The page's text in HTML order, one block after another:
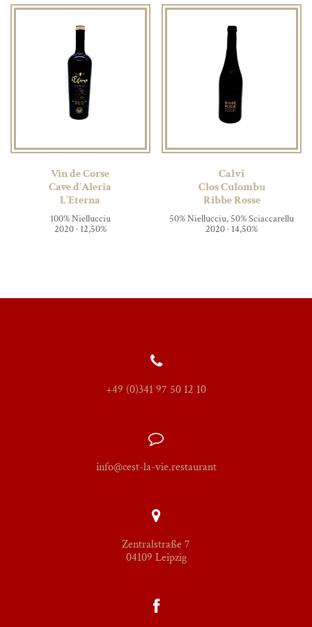
Vin de Corse
Cave d’Aleria
L'Eterna
100% Niellucciu
2020 · 12,50%
Calvi
Clos Culombu
Ribbe Rosse
50% Niellucciu, 50% Sciaccarellu
2020 · 14,50%
+49 (0)341 97 50 12 10
info@cest-la-vie.restaurant
Zentralstraße 7
04109 Leipzig